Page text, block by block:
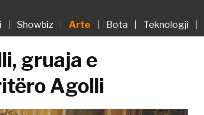
Showbiz Arte Bota Teknologji
gruaja e
Agolli